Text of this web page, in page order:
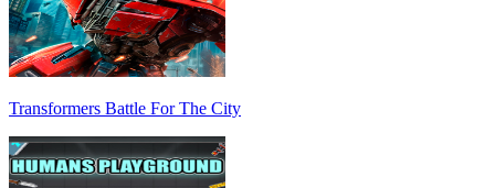
Transformers Battle For The City